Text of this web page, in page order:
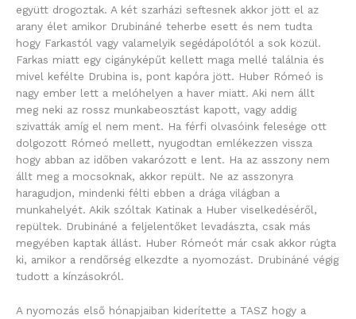
együtt drogoztak. A két szarházi seftesnek akkor jött el az
arany élet amikor Drubináné teherbe esett és nem tudta
hogy Farkastól vagy valamelyik segédápolótól a sok közül.
Farkas miatt egy cigányképűt kellett maga mellé találnia és
mivel kefélte Drubina is, pont kapóra jött. Huber Rómeó is
nagy ember lett a melóhelyen a haver miatt. Aki nem állt
meg neki az rossz munkabeosztást kapott, vagy addig
szivatták amíg el nem ment. Ha férfi olvasóink felesége ott
dolgozott Rómeó mellett, nyugodtan emlékezzen vissza
hogy abban az időben vakarózott e lent. Ha az asszony nem
állt meg a mocsoknak, akkor repült. Ne az asszonyra
haragudjon, mindenki félti ebben a drága világban a
munkahelyét. Akik szóltak Katinak a Huber viselkedéséről,
repültek. Drubináné a feljelentőket levadászta, csak más
megyében kaptak állást. Huber Rómeót már csak akkor rúgta
ki, amikor a rendőrség elkezdte a nyomozást. Drubináné végig
tudott a kínzásokról.
A nyomozás első hónapjaiban kiderítette a TASZ hogy a